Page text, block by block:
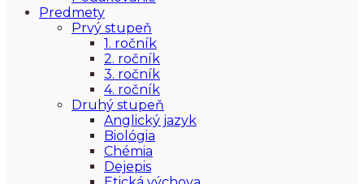
Predmety
Prvý stupeň
1. ročník
2. ročník
3. ročník
4. ročník
Druhý stupeň
Anglický jazyk
Biológia
Chémia
Dejepis